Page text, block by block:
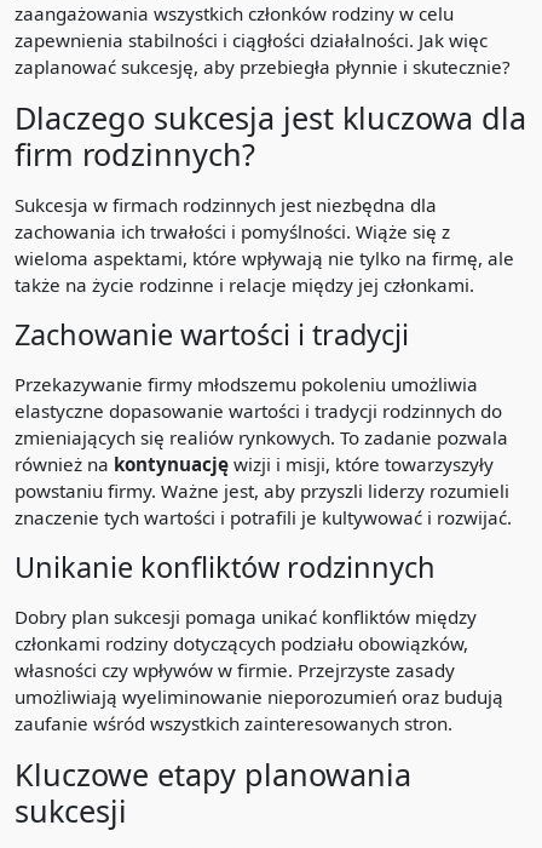
zaangażowania wszystkich członków rodziny w celu
zapewnienia stabilności i ciągłości działalności. Jak więc
zaplanować sukcesję, aby przebiegła płynnie i skutecznie?
Dlaczego sukcesja jest kluczowa dla
firm rodzinnych?
Sukcesja w firmach rodzinnych jest niezbędna dla
zachowania ich trwałości i pomyślności. Wiąże się z
wieloma aspektami, które wpływają nie tylko na firmę, ale
także na życie rodzinne i relacje między jej członkami.
Zachowanie wartości i tradycji
Przekazywanie firmy młodszemu pokoleniu umożliwia
elastyczne dopasowanie wartości i tradycji rodzinnych do
zmieniających się realiów rynkowych. To zadanie pozwala
również na kontynuację wizji i misji, które towarzyszyły
powstaniu firmy. Ważne jest, aby przyszli liderzy rozumieli
znaczenie tych wartości i potrafili je kultywować i rozwijać.
Unikanie konfliktów rodzinnych
Dobry plan sukcesji pomaga unikać konfliktów między
członkami rodziny dotyczących podziału obowiązków,
własności czy wpływów w firmie. Przejrzyste zasady
umożliwiają wyeliminowanie nieporozumień oraz budują
zaufanie wśród wszystkich zainteresowanych stron.
Kluczowe etapy planowania
sukcesji